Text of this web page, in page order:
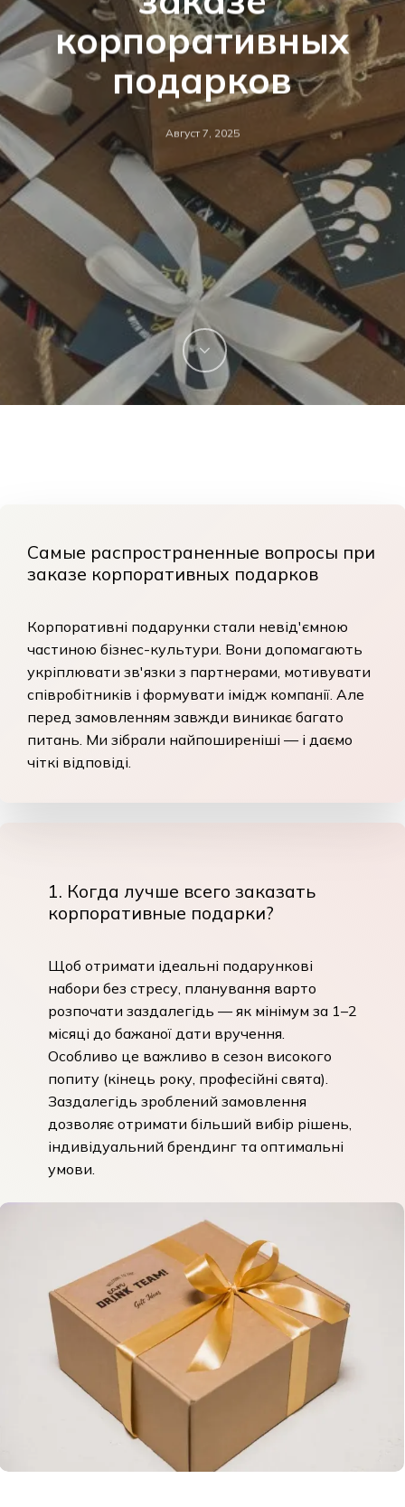
корпоративных
подарков
Август 7, 2025
Самые распространенные вопросы при
заказе корпоративных подарков
Корпоративні подарунки стали невід'ємною
частиною бізнес-культури. Вони допомагають
укріплювати зв'язки з партнерами, мотивувати
співробітників і формувати імідж компанії. Але
перед замовленням завжди виникає багато
питань. Ми зібрали найпоширеніші — і даємо
чіткі відповіді.
1. Когда лучше всего заказать
корпоративные подарки?
Щоб отримати ідеальні подарункові
набори без стресу, планування варто
розпочати заздалегідь — як мінімум за 1–2
місяці до бажаної дати вручення.
Особливо це важливо в сезон високого
попиту (кінець року, професійні свята).
Заздалегідь зроблений замовлення
дозволяє отримати більший вибір рішень,
індивідуальний брендинг та оптимальні
умови.